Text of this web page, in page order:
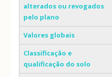
alterados ou revogados
pelo plano
Valores globais
Classificação e
qualificação do solo